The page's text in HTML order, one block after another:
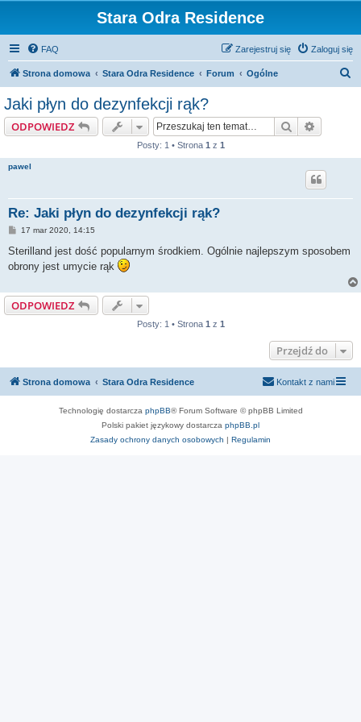
Stara Odra Residence
FAQ Zaloguj się
Zarejestruj się
Strona domowa Stara Odra Residence Forum Ogólne
Jaki płyn do dezynfekcji rąk?
ODPOWIEDZ Szukaj
Posty: 1 • Strona 1 z 1
pawel
Re: Jaki płyn do dezynfekcji rąk?
P
s
17 mar 2020, 14:15
Sterilland jest dość popularnym środkiem. Ogólnie najlepszym sposobem
obrony jest umycie rąk
ODPOWIEDZ
Posty: 1 • Strona 1 z 1
Przejdź do
Strona domowa Stara Odra Residence Kontakt z nami
Technologię dostarcza phpBB® Forum Software © phpBB Limited
Polski pakiet językowy dostarcza phpBB.pl
Zasady ochrony danych osobowych | Regulamin